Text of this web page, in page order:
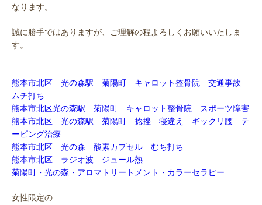
なります。
誠に勝手ではありますが、ご理解の程よろしくお願いいたしま
す。
熊本市北区 光の森駅 菊陽町 キャロット整骨院 交通事故
ムチ打ち
熊本市北区光の森駅 菊陽町 キャロット整骨院 スポーツ障害
熊本市北区 光の森駅 菊陽町 捻挫 寝違え ギックリ腰 テ
ーピング治療
熊本市北区 光の森 酸素カプセル むち打ち
熊本市北区 ラジオ波 ジュール熱
菊陽町・光の森・アロマトリートメント・カラーセラピー
女性限定の